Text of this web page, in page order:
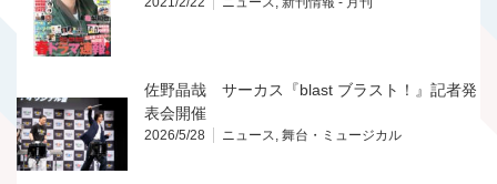
佐野晶哉 サーカス『blast ブラスト！』記者発
表会開催
2026/5/28 ニュース, 舞台・ミュージカル